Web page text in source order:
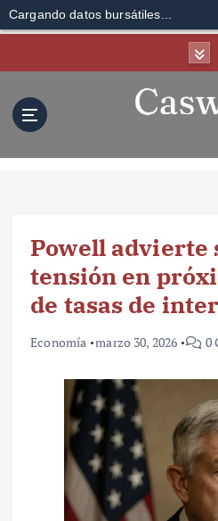
Cargando datos bursátiles...
Powell advierte
tensión en
de tasas de
Economía marzo 30, 2026 0